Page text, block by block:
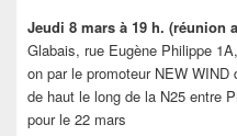
Jeudi 8 mars à 19 h. (réunion
Glabais, rue Eugène Philippe
on par le promoteur NEW
de haut le long de la N25 entre
pour le 22 mars